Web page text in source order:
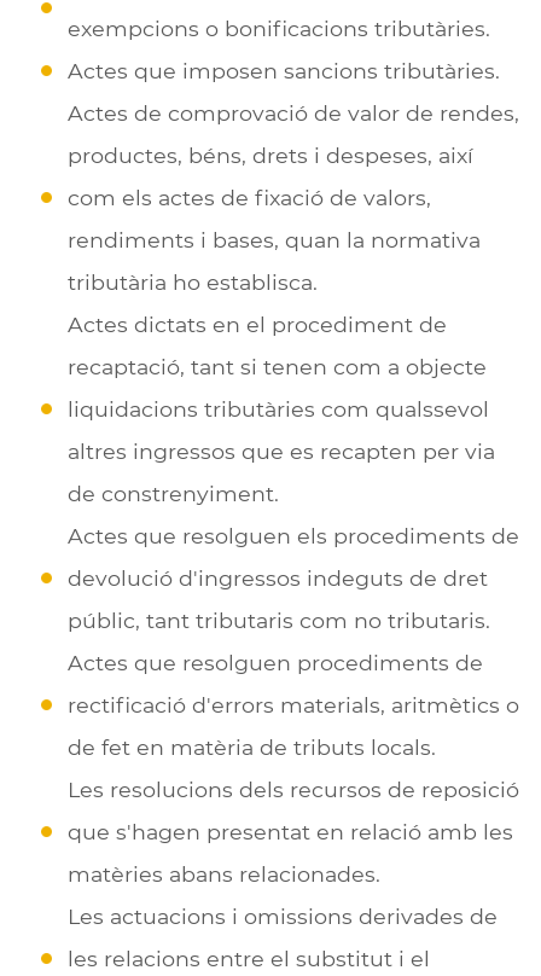
exempcions o bonificacions tributàries.
Actes que imposen sancions tributàries.
Actes de comprovació de valor de rendes,
productes, béns, drets i despeses, així
com els actes de fixació de valors,
rendiments i bases, quan la normativa
tributària ho establisca.
Actes dictats en el procediment de
recaptació, tant si tenen com a objecte
liquidacions tributàries com qualssevol
altres ingressos que es recapten per via
de constrenyiment.
Actes que resolguen els procediments de
devolució d'ingressos indeguts de dret
públic, tant tributaris com no tributaris.
Actes que resolguen procediments de
rectificació d'errors materials, aritmètics o
de fet en matèria de tributs locals.
Les resolucions dels recursos de reposició
que s'hagen presentat en relació amb les
matèries abans relacionades.
Les actuacions i omissions derivades de
les relacions entre el substitut i el